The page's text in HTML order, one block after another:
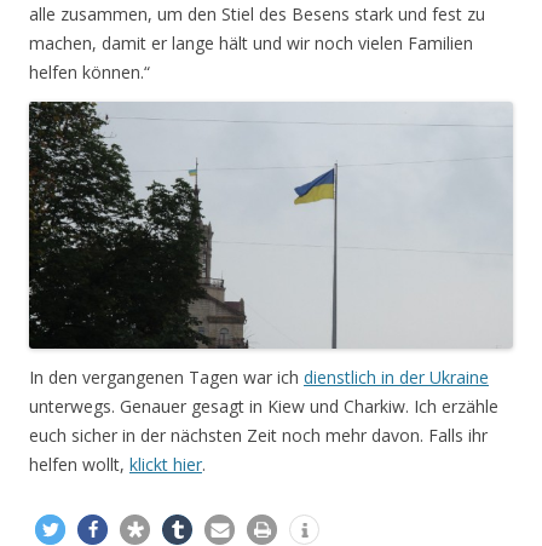
alle zusammen, um den Stiel des Besens stark und fest zu
machen, damit er lange hält und wir noch vielen Familien
helfen können.“
In den vergangenen Tagen war ich dienstlich in der Ukraine
unterwegs. Genauer gesagt in Kiew und Charkiw. Ich erzähle
euch sicher in der nächsten Zeit noch mehr davon. Falls ihr
helfen wollt, klickt hier.